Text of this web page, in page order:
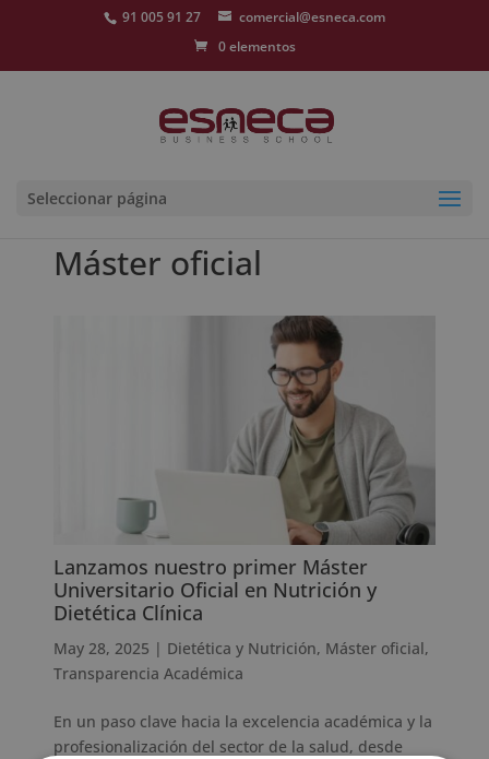
91 005 91 27
comercial@esneca.com
0 elementos
Seleccionar página
Máster oficial
Lanzamos nuestro primer Máster
Universitario Oficial en Nutrición y
Dietética Clínica
May 28, 2025 | Dietética y Nutrición, Máster oficial,
Transparencia Académica
En un paso clave hacia la excelencia académica y la
profesionalización del sector de la salud, desde